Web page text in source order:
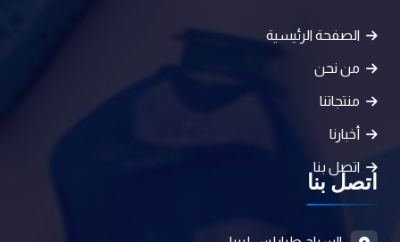
الصفحة الرئيسية
من نحن
منتجاتنا
أخبارنا
اتصل بنا
اتصل بنا